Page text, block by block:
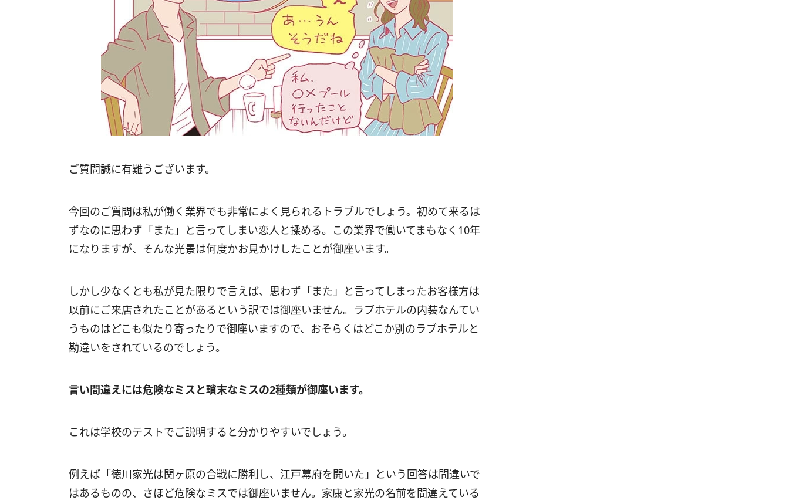
ご質問誠に有難うございます。
今回のご質問は私が働く業界でも非常によく見られるトラブルでしょう。初めて来るは
ずなのに思わず「また」と言ってしまい恋人と揉める。この業界で働いてまもなく10年
になりますが、そんな光景は何度かお見かけしたことが御座います。
しかし少なくとも私が見た限りで言えば、思わず「また」と言ってしまったお客様方は
以前にご来店されたことがあるという訳では御座いません。ラブホテルの内装なんてい
うものはどこも似たり寄ったりで御座いますので、おそらくはどこか別のラブホテルと
勘違いをされているのでしょう。
言い間違えには危険なミスと瑣末なミスの2種類が御座います。
これは学校のテストでご説明すると分かりやすいでしょう。
例えば「徳川家光は関ヶ原の合戦に勝利し、江戸幕府を開いた」という回答は間違いで
はあるものの、さほど危険なミスでは御座いません。家康と家光の名前を間違えている